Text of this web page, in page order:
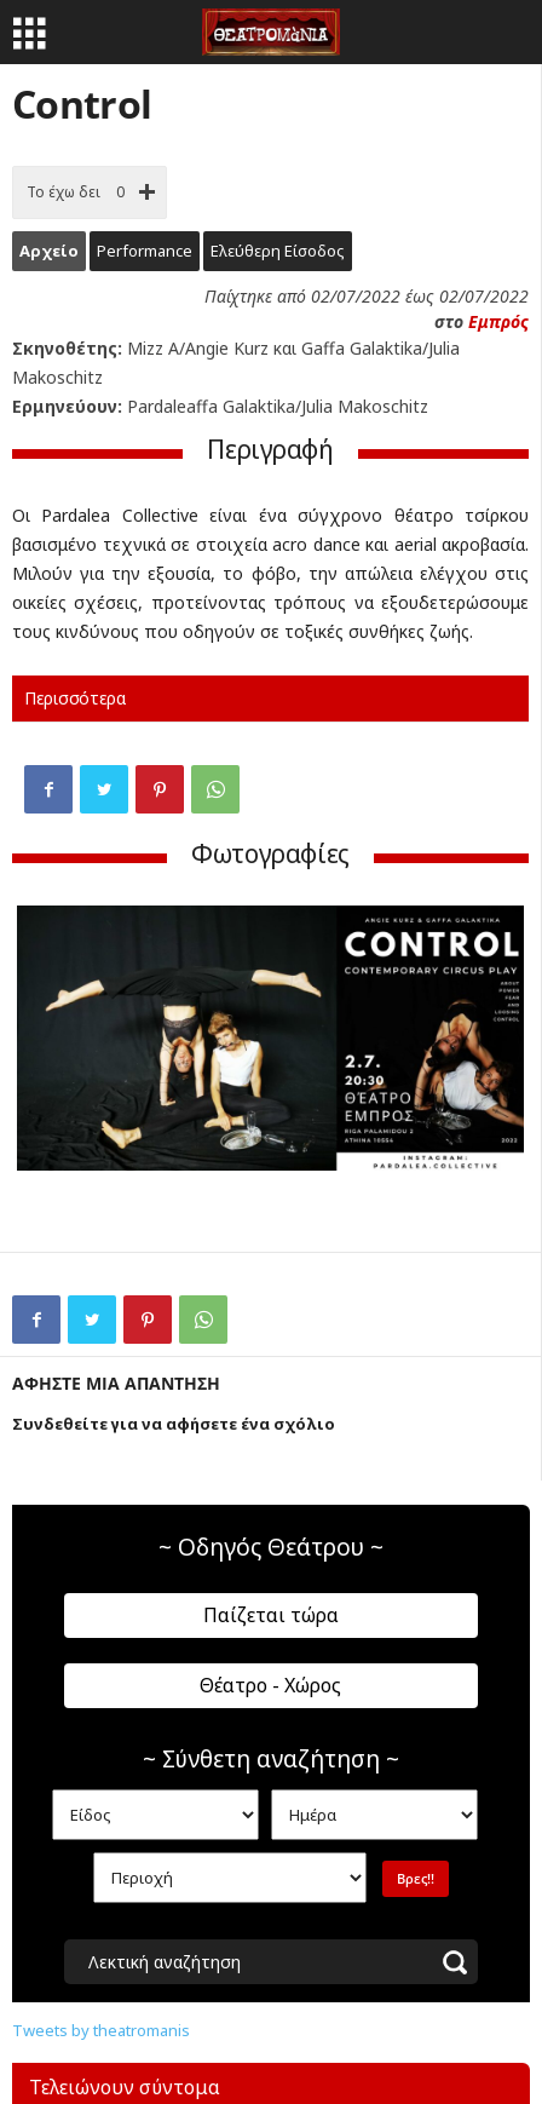
Control
Το έχω δει 0
Αρχείο Performance Ελεύθερη Είσοδος
Παίχτηκε από 02/07/2022 έως 02/07/2022
στο Εμπρός
Σκηνοθέτης: Mizz A/Angie Kurz και Gaffa Galaktika/Julia
Makoschitz
Ερμηνεύουν: Pardaleaffa Galaktika/Julia Makoschitz
Περιγραφή
Οι Pardalea Collective είναι ένα σύγχρονο θέατρο τσίρκου
βασισμένο τεχνικά σε στοιχεία acro dance και aerial ακροβασία.
Μιλούν για την εξουσία, το φόβο, την απώλεια ελέγχου στις
οικείες σχέσεις, προτείνοντας τρόπους να εξουδετερώσουμε
τους κινδύνους που οδηγούν σε τοξικές συνθήκες ζωής.
Περισσότερα
Φωτογραφίες
ΑΦΗΣΤΕ ΜΙΑ ΑΠΑΝΤΗΣΗ
Συνδεθείτε για να αφήσετε ένα σχόλιο
~ Οδηγός Θεάτρου ~
Παίζεται τώρα
Θέατρο - Χώρος
~ Σύνθετη αναζήτηση ~
Λεκτική αναζήτηση
Tweets by theatromanis
Τελειώνουν σύντομα